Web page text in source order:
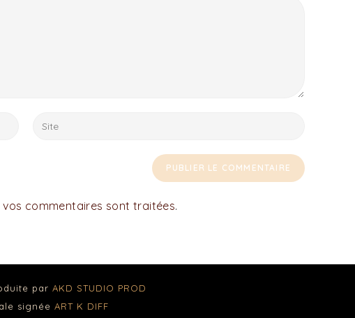
commentaires sont traitées.
par AKD STUDIO PROD
signée ART K DIFF